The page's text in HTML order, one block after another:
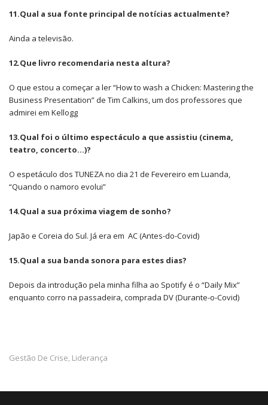
11.Qual a sua fonte principal de notícias actualmente?
Ainda a televisão.
12.Que livro recomendaria nesta altura?
O que estou a começar a ler “How to wash a Chicken: Mastering the
Business Presentation” de Tim Calkins, um dos professores que
admirei em Kellogg
13.Qual foi o último espectáculo a que assistiu (cinema,
teatro, concerto…)?
O espetáculo dos TUNEZA no dia 21 de Fevereiro em Luanda,
“Quando o namoro evolui”
14.Qual a sua próxima viagem de sonho?
Japão e Coreia do Sul. Já era em AC (Antes-do-Covid)
15.Qual a sua banda sonora para estes dias?
Depois da introdução pela minha filha ao Spotify é o “Daily Mix”
enquanto corro na passadeira, comprada DV (Durante-o-Covid)
Gestão De Crise, Liderança